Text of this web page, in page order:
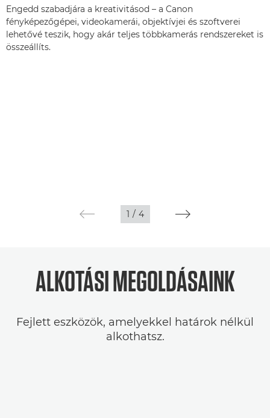
Engedd szabadjára a kreativitásod – a Canon
fényképezőgépei, videokamerái, objektívjei és szoftverei
lehetővé teszik, hogy akár teljes többkamerás rendszereket is
összeállíts.
1 / 4
ALKOTÁSI MEGOLDÁSAINK
Fejlett eszközök, amelyekkel határok nélkül
alkothatsz.